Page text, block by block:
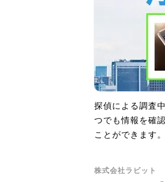
探偵による調査
つでも情報を確
ことができます。
株式会社ラビット